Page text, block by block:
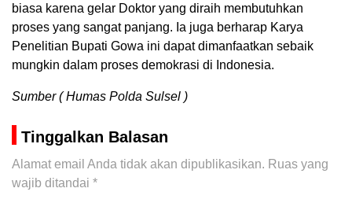
biasa karena gelar Doktor yang diraih membutuhkan
proses yang sangat panjang. Ia juga berharap Karya
Penelitian Bupati Gowa ini dapat dimanfaatkan sebaik
mungkin dalam proses demokrasi di Indonesia.
Sumber ( Humas Polda Sulsel )
Tinggalkan Balasan
Alamat email Anda tidak akan dipublikasikan. Ruas yang
wajib ditandai *